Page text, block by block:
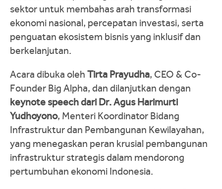
sektor untuk membahas arah transformasi
ekonomi nasional, percepatan investasi, serta
penguatan ekosistem bisnis yang inklusif dan
berkelanjutan.
Acara dibuka oleh Tirta Prayudha, CEO & Co-
Founder Big Alpha, dan dilanjutkan dengan
keynote speech dari Dr. Agus Harimurti
Yudhoyono, Menteri Koordinator Bidang
Infrastruktur dan Pembangunan Kewilayahan,
yang menegaskan peran krusial pembangunan
infrastruktur strategis dalam mendorong
pertumbuhan ekonomi Indonesia.